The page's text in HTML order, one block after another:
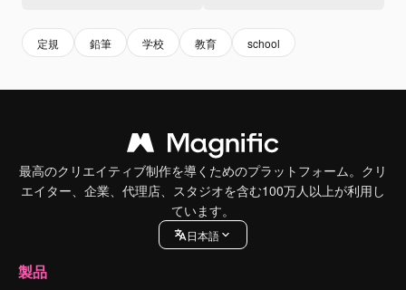
定規 鉛筆 学校 教育 school
最高のクリエイティブ制作を導くためのプラットフォーム。クリ
エイター、企業、代理店、スタジオを含む100万人以上が利用し
ています。
日本語
製品